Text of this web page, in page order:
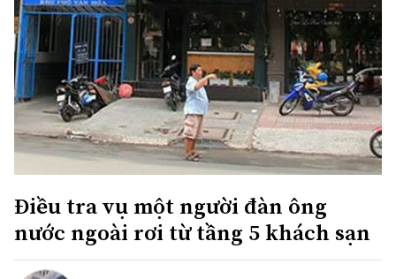
Điều tra vụ một người đàn ông
nước ngoài rơi từ tầng 5 khách sạn